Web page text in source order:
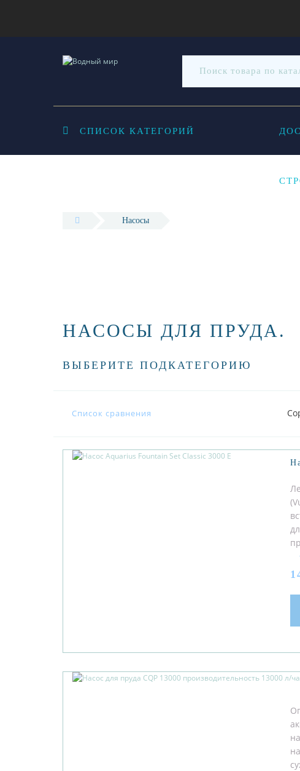
СПИСОК КАТЕГОРИЙ
Насосы
НАСОСЫ ДЛЯ ПРУДА.
ВЫБЕРИТЕ ПОДКАТЕГОРИЮ
Список сравнения